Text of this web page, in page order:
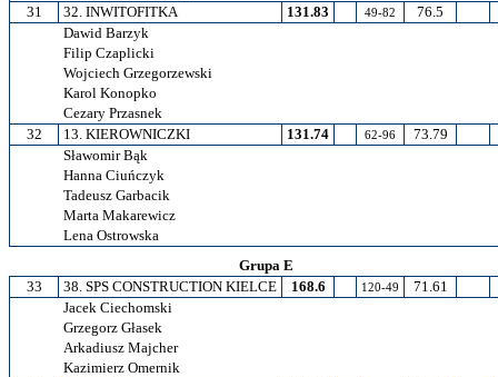
31
32. INWITOFITKA 131.83 49-82
76.5
Dawid Barzyk
Filip Czaplicki
Wojciech Grzegorzewski
Karol Konopko
Cezary Przasnek
32
13. KIEROWNICZKI 131.74 62-96
73.79
Sławomir Bąk
Hanna Ciuńczyk
Tadeusz Garbacik
Marta Makarewicz
Lena Ostrowska
Grupa E
33
38. SPS CONSTRUCTION KIELCE 168.6 120-49
71.61
Jacek Ciechomski
Grzegorz Głasek
Arkadiusz Majcher
Kazimierz Omernik